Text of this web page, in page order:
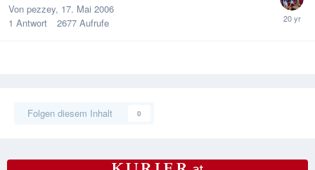
Von pezzey, 17. Mai 2006
1 Antwort 2677 Aufrufe
Folgen diesem Inhalt 0